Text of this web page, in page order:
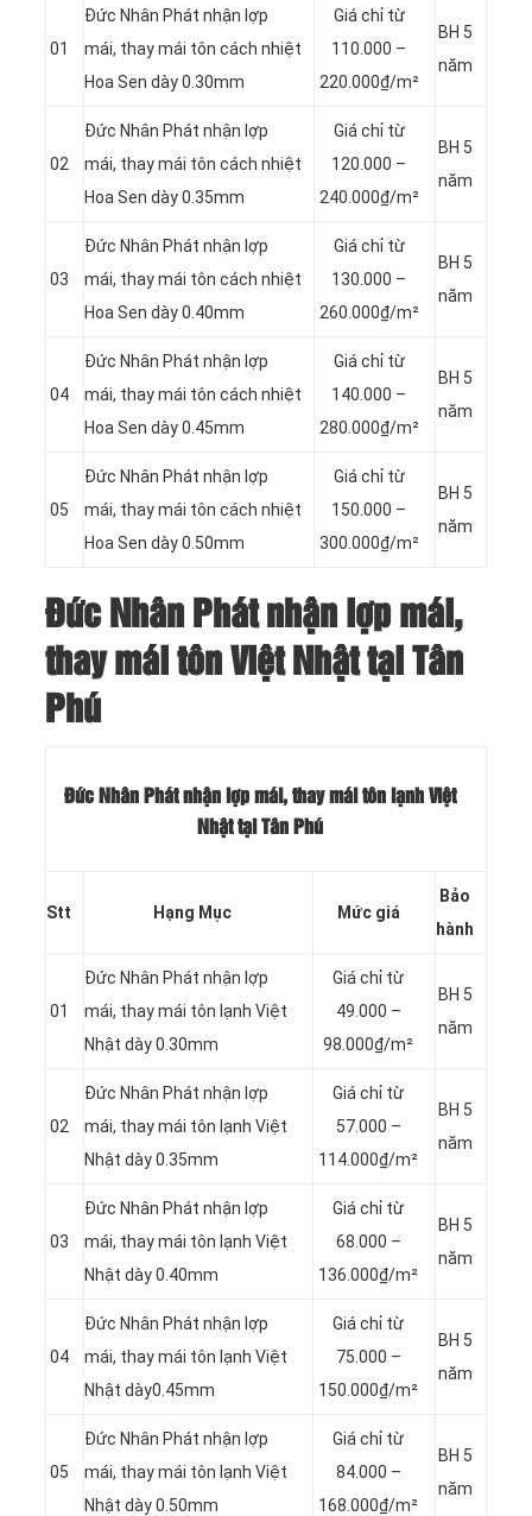
01
Đức Nhân Phát nhận lợp
mái, thay mái tôn cách nhiệt
Hoa Sen dày 0.30mm
Giá chỉ từ
110.000 –
220.000₫/m²
BH 5
năm
02
Đức Nhân Phát nhận lợp
mái, thay mái tôn cách nhiệt
Hoa Sen dày 0.35mm
Giá chỉ từ
120.000 –
240.000₫/m²
BH 5
năm
03
Đức Nhân Phát nhận lợp
mái, thay mái tôn cách nhiệt
Hoa Sen dày 0.40mm
Giá chỉ từ
130.000 –
260.000₫/m²
BH 5
năm
04
Đức Nhân Phát nhận lợp
mái, thay mái tôn cách nhiệt
Hoa Sen dày 0.45mm
Giá chỉ từ
140.000 –
280.000₫/m²
BH 5
năm
05
Đức Nhân Phát nhận lợp
mái, thay mái tôn cách nhiệt
Hoa Sen dày 0.50mm
Giá chỉ từ
150.000 –
300.000₫/m²
BH 5
năm
Đức Nhân Phát nhận lợp mái,
thay mái tôn Việt Nhật tại Tân
Phú
Đức Nhân Phát nhận lợp mái, thay mái tôn lạnh Việt
Nhật tại Tân Phú
Stt Hạng Mục Mức giá
Bảo
hành
01
Đức Nhân Phát nhận lợp
mái, thay mái tôn lạnh Việt
Nhật dày 0.30mm
Giá chỉ từ
49.000 –
98.000₫/m²
BH 5
năm
02
Đức Nhân Phát nhận lợp
mái, thay mái tôn lạnh Việt
Nhật dày 0.35mm
Giá chỉ từ
57.000 –
114.000₫/m²
BH 5
năm
03
Đức Nhân Phát nhận lợp
mái, thay mái tôn lạnh Việt
Nhật dày 0.40mm
Giá chỉ từ
68.000 –
136.000₫/m²
BH 5
năm
04
Đức Nhân Phát nhận lợp
mái, thay mái tôn lạnh Việt
Nhật dày0.45mm
Giá chỉ từ
75.000 –
150.000₫/m²
BH 5
năm
05
Đức Nhân Phát nhận lợp
mái, thay mái tôn lạnh Việt
Nhật dày 0.50mm
Giá chỉ từ
84.000 –
168.000₫/m²
BH 5
năm